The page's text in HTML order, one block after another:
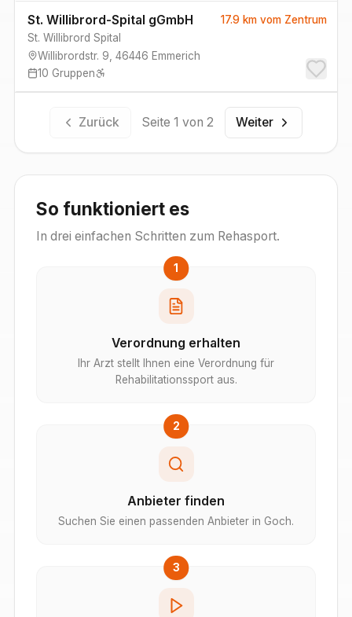
St. Willibrord-Spital gGmbH
St. Willibrord Spital
Willibrordstr. 9 46446 Emmerich
10 Gruppen
17.9 kmvom Zentrum
Zurück Seite 1 von 2 Weiter
So funktioniert es
In drei einfachen Schritten zum Rehasport.
1
Verordnung erhalten
Ihr Arzt stellt Ihnen eine Verordnung für
Rehabilitationssport aus.
2
Anbieter finden
Suchen Sie einen passenden Anbieter in Goch.
3